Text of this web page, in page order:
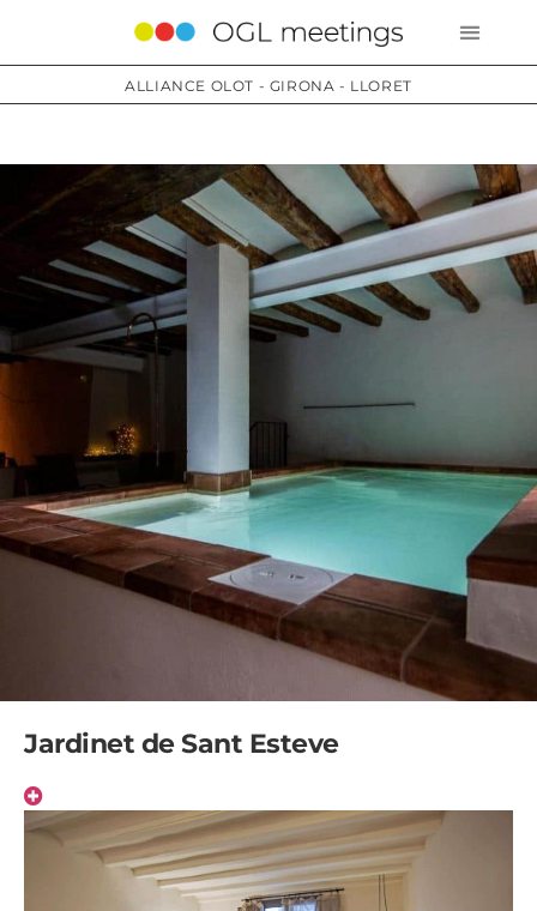
ALLIANCE OLOT - GIRONA - LLORET
Jardinet de Sant Esteve